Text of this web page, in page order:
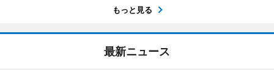
もっと見る
最新ニュース